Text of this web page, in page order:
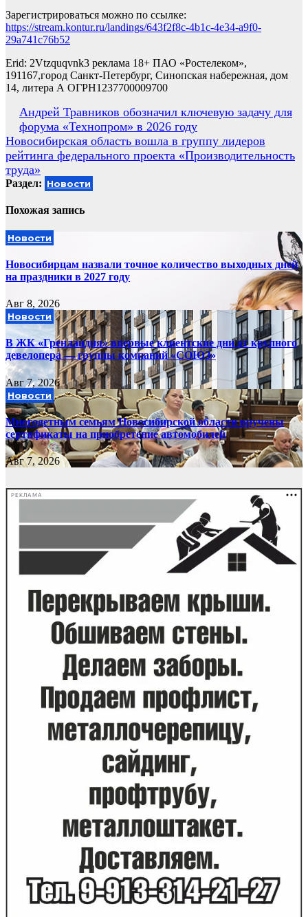
Зарегистрироваться можно по ссылке:
https://stream.kontur.ru/landings/643f2f8c-4b1c-4e34-a9f0-
29a741c76b52
Erid: 2Vtzquqvnk3 реклама 18+ ПАО «Ростелеком»,
191167,город Санкт-Петербург, Синопская набережная, дом
14, литера А ОГРН1237700009700
Навигация
по
записям
Андрей Травников обозначил ключевую задачу для
форума «Технопром» в 2026 году
Новосибирская область вошла в группу лидеров
рейтинга федерального проекта «Производительность
труда»
Раздел: Новости
Похожая запись
Новости
Новосибирцам назвали точное количество выходных дней
на праздники в 2027 году
Авг 8, 2026
Новости
В ЖК «Гренландия» впервые клиентские дни от крупного
девелопера — группы компаний «СОЮЗ»
Авг 7, 2026
Новости
Многодетным семьям Новосибирской области вручены
сертификаты на приобретение автомобилей
Авг 7, 2026
РЕКЛАМА